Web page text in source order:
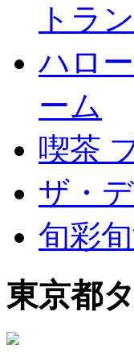
トラ
ハロ
ーム
喫茶
ザ・
旬彩
東京都